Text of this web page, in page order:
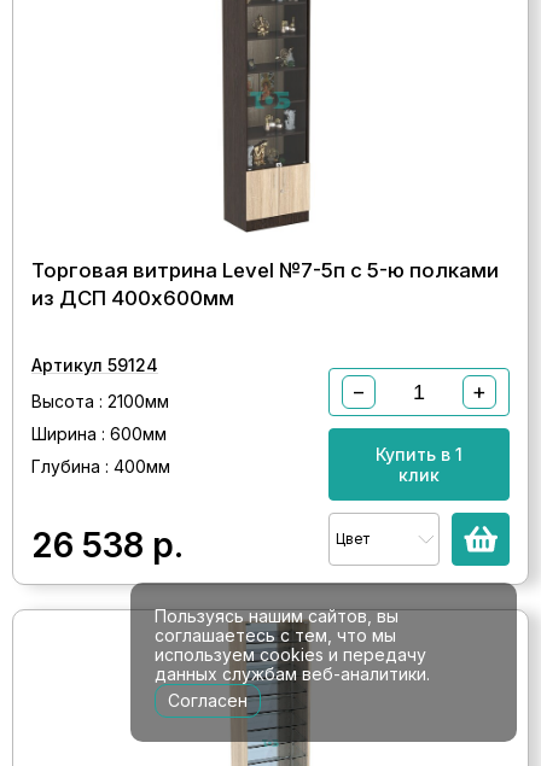
Торговая витрина Level №7-5п с 5-ю полками
из ДСП 400х600мм
Артикул 59124
Высота : 2100мм
Ширина : 600мм
Глубина : 400мм
26 538 р.
− +
Купить в 1
клик
Цвет
Пользуясь нашим сайтов, вы
соглашаетесь с тем, что мы
используем cookies и передачу
данных службам веб-аналитики.
Согласен